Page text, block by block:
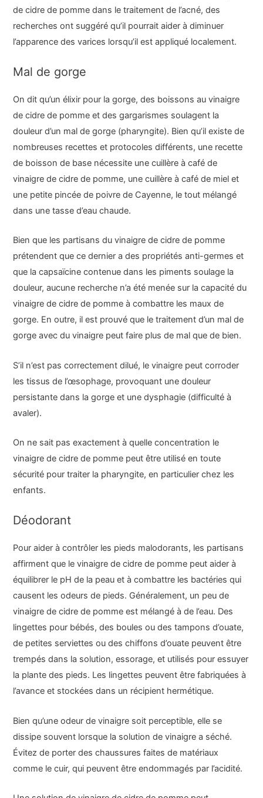
de cidre de pomme dans le traitement de l’acné, des
recherches ont suggéré qu’il pourrait aider à diminuer
l’apparence des varices lorsqu’il est appliqué localement.
Mal de gorge
On dit qu’un élixir pour la gorge, des boissons au vinaigre
de cidre de pomme et des gargarismes soulagent la
douleur d’un mal de gorge (pharyngite). Bien qu’il existe de
nombreuses recettes et protocoles différents, une recette
de boisson de base nécessite une cuillère à café de
vinaigre de cidre de pomme, une cuillère à café de miel et
une petite pincée de poivre de Cayenne, le tout mélangé
dans une tasse d’eau chaude.
Bien que les partisans du vinaigre de cidre de pomme
prétendent que ce dernier a des propriétés anti-germes et
que la capsaïcine contenue dans les piments soulage la
douleur, aucune recherche n’a été menée sur la capacité du
vinaigre de cidre de pomme à combattre les maux de
gorge. En outre, il est prouvé que le traitement d’un mal de
gorge avec du vinaigre peut faire plus de mal que de bien.
S’il n’est pas correctement dilué, le vinaigre peut corroder
les tissus de l’œsophage, provoquant une douleur
persistante dans la gorge et une dysphagie (difficulté à
avaler).
On ne sait pas exactement à quelle concentration le
vinaigre de cidre de pomme peut être utilisé en toute
sécurité pour traiter la pharyngite, en particulier chez les
enfants.
Déodorant
Pour aider à contrôler les pieds malodorants, les partisans
affirment que le vinaigre de cidre de pomme peut aider à
équilibrer le pH de la peau et à combattre les bactéries qui
causent les odeurs de pieds. Généralement, un peu de
vinaigre de cidre de pomme est mélangé à de l’eau. Des
lingettes pour bébés, des boules ou des tampons d’ouate,
de petites serviettes ou des chiffons d’ouate peuvent être
trempés dans la solution, essorage, et utilisés pour essuyer
la plante des pieds. Les lingettes peuvent être fabriquées à
l’avance et stockées dans un récipient hermétique.
Bien qu’une odeur de vinaigre soit perceptible, elle se
dissipe souvent lorsque la solution de vinaigre a séché.
Évitez de porter des chaussures faites de matériaux
comme le cuir, qui peuvent être endommagés par l’acidité.